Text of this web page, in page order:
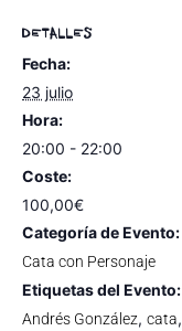
DETALLES
Fecha:
23 julio
Hora:
20:00 - 22:00
Coste:
100,00€
Categoría de Evento:
Cata con Personaje
Etiquetas del Evento:
Andrés González, cata,